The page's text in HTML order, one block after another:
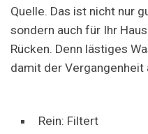
Quelle. Das ist nicht nur
sondern auch für Ihr
Rücken. Denn lästiges
damit der Vergangenheit
Rein: Filtert